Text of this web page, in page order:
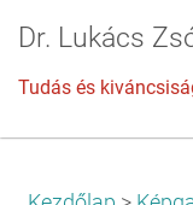
Dr. Lukács
Tudás és